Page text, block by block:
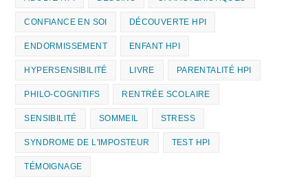
CONFIANCE EN SOI DÉCOUVERTE HPI
ENDORMISSEMENT ENFANT HPI
HYPERSENSIBILITÉ LIVRE PARENTALITÉ HPI
PHILO-COGNITIFS RENTRÉE SCOLAIRE
SENSIBILITÉ SOMMEIL STRESS
SYNDROME DE L'IMPOSTEUR TEST HPI
TÉMOIGNAGE